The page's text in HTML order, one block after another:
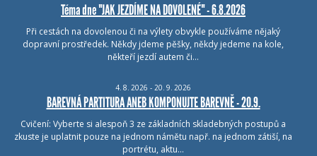
Téma dne "JAK JEZDÍME NA DOVOLENÉ" - 6.8.2026
Při cestách na dovolenou či na výlety obvykle používáme nějaký
dopravní prostředek. Někdy jdeme pěšky, někdy jedeme na kole,
někteří jezdí autem či…
4. 8. 2026 - 20. 9. 2026
BAREVNÁ PARTITURA ANEB KOMPONUJTE BAREVNĚ - 20.9.
Cvičení: Vyberte si alespoň 3 ze základních skladebných postupů a
zkuste je uplatnit pouze na jednom námětu např. na jednom zátiší, na
portrétu, aktu…